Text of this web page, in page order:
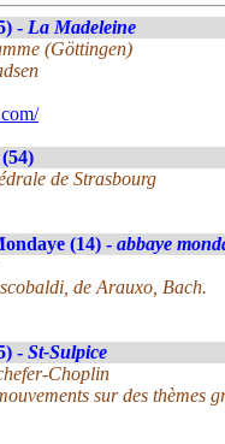
- La Madeleine
(Göttingen)
de Strasbourg
(14) - abbaye
de Arauxo, Bach.
- St-Sulpice
Choplin
sur des thèmes